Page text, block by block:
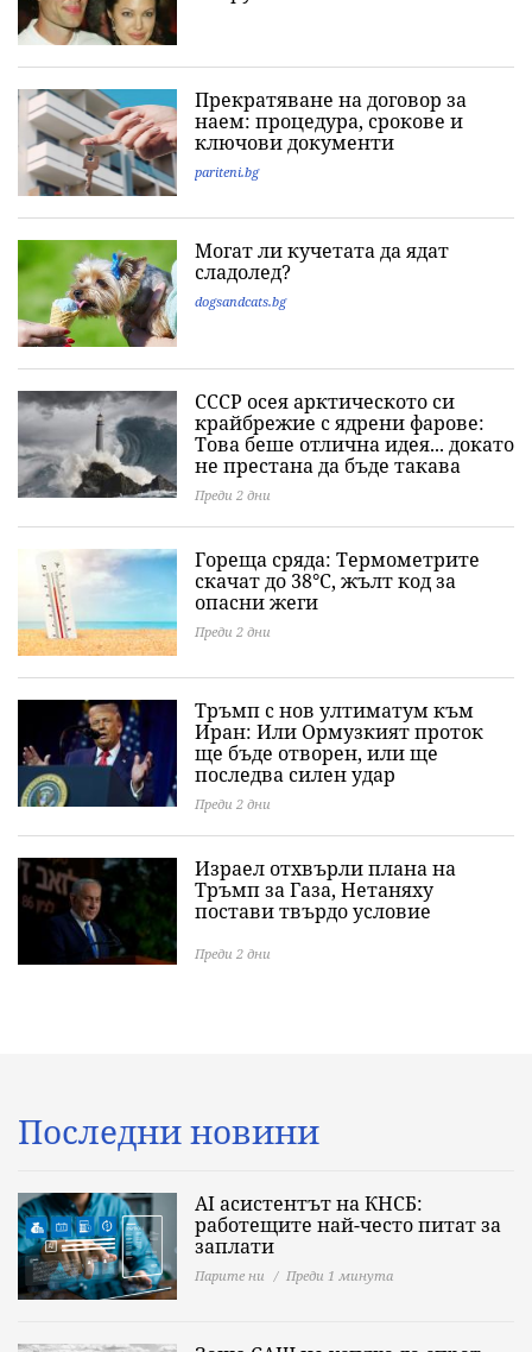
Прекратяване на договор за
наем: процедура, срокове и
ключови документи
pariteni.bg
Могат ли кучетата да ядат
сладолед?
dogsandcats.bg
СССР осея арктическото си
крайбрежие с ядрени фарове:
Това беше отлична идея... докато
не престана да бъде такава
Преди 2 дни
Гореща сряда: Термометрите
скачат до 38°C, жълт код за
опасни жеги
Преди 2 дни
Тръмп с нов ултиматум към
Иран: Или Ормузкият проток
ще бъде отворен, или ще
последва силен удар
Преди 2 дни
Израел отхвърли плана на
Тръмп за Газа, Нетаняху
постави твърдо условие
Преди 2 дни
Последни новини
AI асистентът на КНСБ:
работещите най-често питат за
заплати
Парите ни Преди 1 минута